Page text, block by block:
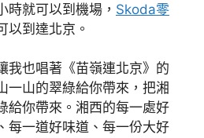
時就可以到機場， Skoda零
以到達北京。
我也唱著《苗嶺連北京》的
一山的翠綠給你帶來，把湘
給你帶來。湘西的每一處好
每一道好味道、每一份大好